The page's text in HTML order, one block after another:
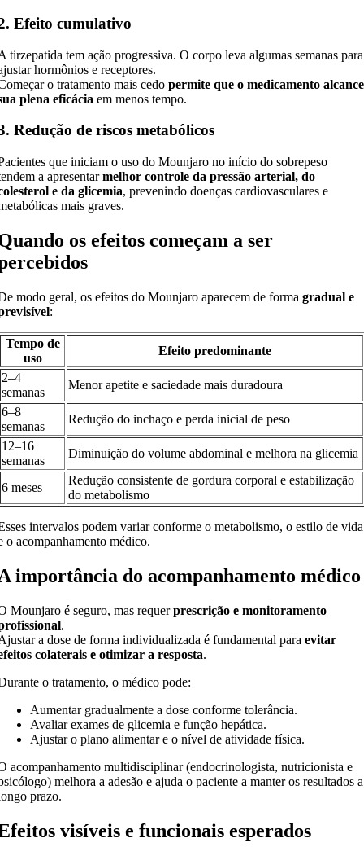
Efeito cumulativo
tirzepatida tem ação progressiva. O corpo leva algumas semanas para
hormônios e receptores.
o tratamento mais cedopermite que o medicamento alcance
plena eficácia em menos tempo.
Redução de riscos metabólicos
que iniciam o uso do Mounjaro no início do sobrepeso
a apresentarmelhor controle da pressão arterial, do
e da glicemia, prevenindo doenças cardiovasculares e
mais graves.
os efeitos começam a ser
modo geral, os efeitos do Mounjaro aparecem de formagradual e
:
Tempo de
uso
Efeito predominante
2–4
semanas
Menor apetite e saciedade mais duradoura
6–8
semanas
Redução do inchaço e perda inicial de peso
12–16
semanas
Diminuição do volume abdominal e melhora na glicemia
6 meses
Redução consistente de gordura corporal e estabilização
do metabolismo
intervalos podem variar conforme o metabolismo, o estilo de vida
o acompanhamento médico.
importância do acompanhamento médico
Mounjaro é seguro, mas requerprescrição e monitoramento
.
a dose de forma individualizada é fundamental paraevitar
colaterais e otimizar a resposta.
o tratamento, o médico pode:
Aumentar gradualmente a dose conforme tolerância.
Avaliar exames de glicemia e função hepática.
Ajustar o plano alimentar e o nível de atividade física.
acompanhamento multidisciplinar (endocrinologista, nutricionista e
melhora a adesão e ajuda o paciente a manter os resultados a
prazo.
visíveis e funcionais esperados